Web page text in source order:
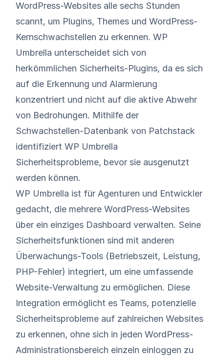
WordPress-Websites alle sechs Stunden
scannt, um Plugins, Themes und WordPress-
Kernschwachstellen zu erkennen. WP
Umbrella unterscheidet sich von
herkömmlichen Sicherheits-Plugins, da es sich
auf die Erkennung und Alarmierung
konzentriert und nicht auf die aktive Abwehr
von Bedrohungen. Mithilfe der
Schwachstellen-Datenbank von Patchstack
identifiziert WP Umbrella
Sicherheitsprobleme, bevor sie ausgenutzt
werden können.
WP Umbrella ist für Agenturen und Entwickler
gedacht, die mehrere WordPress-Websites
über ein einziges Dashboard verwalten. Seine
Sicherheitsfunktionen sind mit anderen
Überwachungs-Tools (Betriebszeit, Leistung,
PHP-Fehler) integriert, um eine umfassende
Website-Verwaltung zu ermöglichen. Diese
Integration ermöglicht es Teams, potenzielle
Sicherheitsprobleme auf zahlreichen Websites
zu erkennen, ohne sich in jeden WordPress-
Administrationsbereich einzeln einloggen zu